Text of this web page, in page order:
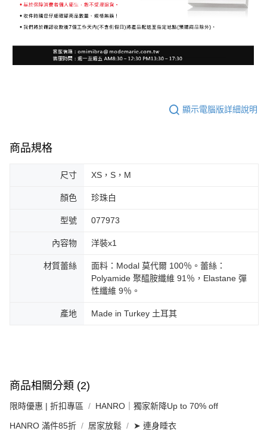
顯示電腦版詳細說明
商品規格
尺寸 XS，S，M
顏色 珍珠白
型號 077973
內容物 洋裝x1
材質蕾絲
面料：Modal 莫代爾 100％。蕾絲：
Polyamide 聚醯胺纖維 91％，Elastane 彈
性纖維 9％。
產地 Made in Turkey 土耳其
商品相關分類 (2)
限時優惠 | 折扣專區 HANRO｜獨家新降Up to 70% off
HANRO 滿件85折 居家放鬆 ➤ 連身睡衣